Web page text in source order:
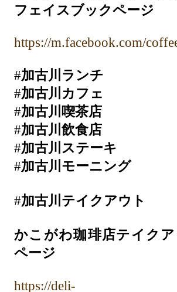
フェイスブックページ
https://m.facebook.com/
#加古川ランチ
#加古川カフェ
#加古川喫茶店
#加古川飲食店
#加古川ステーキ
#加古川モーニング
#加古川テイクアウト
かこがわ珈琲店テイク
ページ
https://deli-